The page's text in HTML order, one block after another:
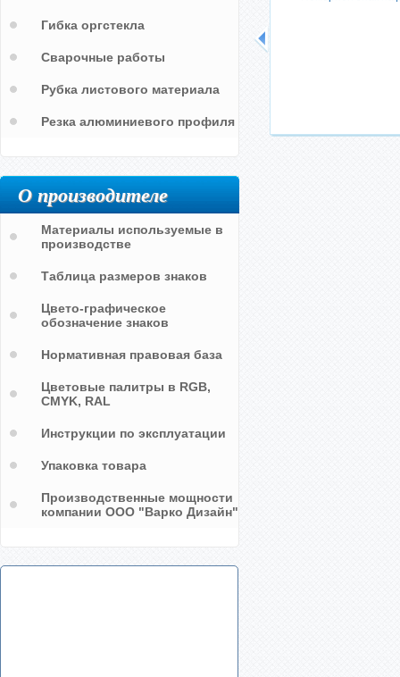
Гибка оргстекла
Сварочные работы
Рубка листового материала
Резка алюминиевого профиля
О производителе
Материалы используемые в
производстве
Таблица размеров знаков
Цвето-графическое
обозначение знаков
Нормативная правовая база
Цветовые палитры в RGB,
CMYK, RAL
Инструкции по эксплуатации
Упаковка товара
Производственные мощности
компании ООО "Варко Дизайн"